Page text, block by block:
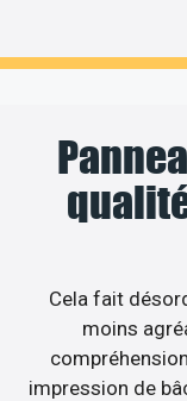
Cela fait
moins
impression de